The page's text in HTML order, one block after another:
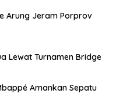
Arung Jeram Porprov
Lewat Turnamen Bridge
Amankan Sepatu